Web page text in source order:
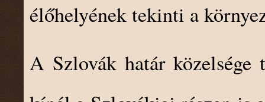
élőhelyének tekinti a
A Szlovák határ közelsége